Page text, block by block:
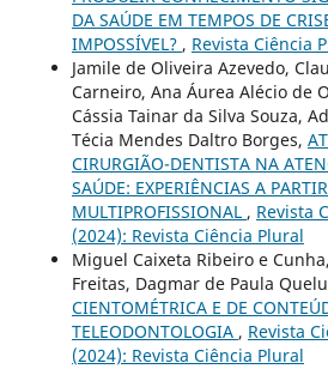
DA SAÚDE EM TEMPOS DE
IMPOSSÍVEL? , Revista Ciência
Jamile de Oliveira Azevedo,
Carneiro, Ana Áurea Alécio de
Cássia Tainar da Silva Souza,
Técia Mendes Daltro Borges,
CIRURGIÃO-DENTISTA NA
SAÚDE: EXPERIÊNCIAS A
MULTIPROFISSIONAL , Revista
(2024): Revista Ciência Plural
Miguel Caixeta Ribeiro e
Freitas, Dagmar de Paula
CIENTOMÉTRICA E DE
TELEODONTOLOGIA , Revista
(2024): Revista Ciência Plural